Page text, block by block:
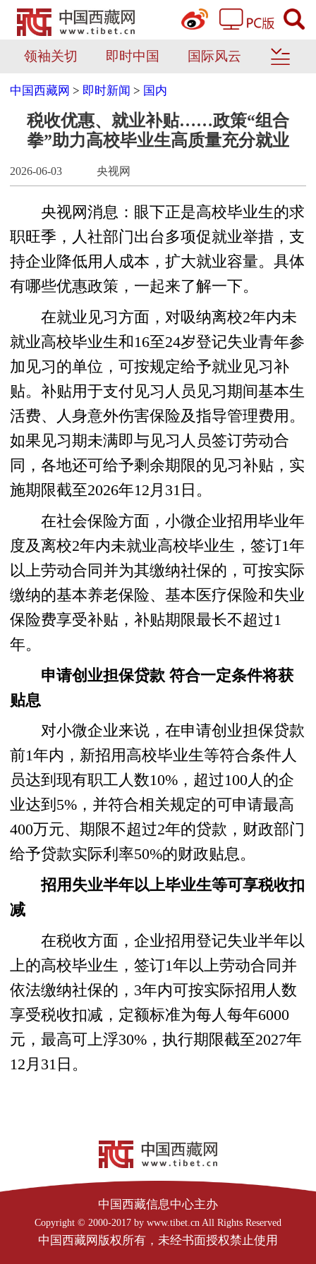
领袖关切 即时中国 国际风云
中国西藏网 > 即时新闻 > 国内
税收优惠、就业补贴……政策“组合
拳”助力高校毕业生高质量充分就业
2026-06-03 央视网
央视网消息：眼下正是高校毕业生的求
职旺季，人社部门出台多项促就业举措，支
持企业降低用人成本，扩大就业容量。具体
有哪些优惠政策，一起来了解一下。
在就业见习方面，对吸纳离校2年内未
就业高校毕业生和16至24岁登记失业青年参
加见习的单位，可按规定给予就业见习补
贴。补贴用于支付见习人员见习期间基本生
活费、人身意外伤害保险及指导管理费用。
如果见习期未满即与见习人员签订劳动合
同，各地还可给予剩余期限的见习补贴，实
施期限截至2026年12月31日。
在社会保险方面，小微企业招用毕业年
度及离校2年内未就业高校毕业生，签订1年
以上劳动合同并为其缴纳社保的，可按实际
缴纳的基本养老保险、基本医疗保险和失业
保险费享受补贴，补贴期限最长不超过1
年。
申请创业担保贷款 符合一定条件将获
贴息
对小微企业来说，在申请创业担保贷款
前1年内，新招用高校毕业生等符合条件人
员达到现有职工人数10%，超过100人的企
业达到5%，并符合相关规定的可申请最高
400万元、期限不超过2年的贷款，财政部门
给予贷款实际利率50%的财政贴息。
招用失业半年以上毕业生等可享税收扣
减
在税收方面，企业招用登记失业半年以
上的高校毕业生，签订1年以上劳动合同并
依法缴纳社保的，3年内可按实际招用人数
享受税收扣减，定额标准为每人每年6000
元，最高可上浮30%，执行期限截至2027年
12月31日。
中国西藏信息中心主办
Copyright © 2000-2017 by www.tibet.cn All Rights Reserved
中国西藏网版权所有，未经书面授权禁止使用